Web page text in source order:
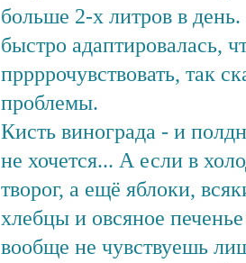
больше 2-х литров в
быстро адаптировалась,
пррррочувствовать, так
проблемы.
Кисть винограда - и
не хочется... А если в
творог, а ещё яблоки,
хлебцы и овсяное
вообще не чувствуешь